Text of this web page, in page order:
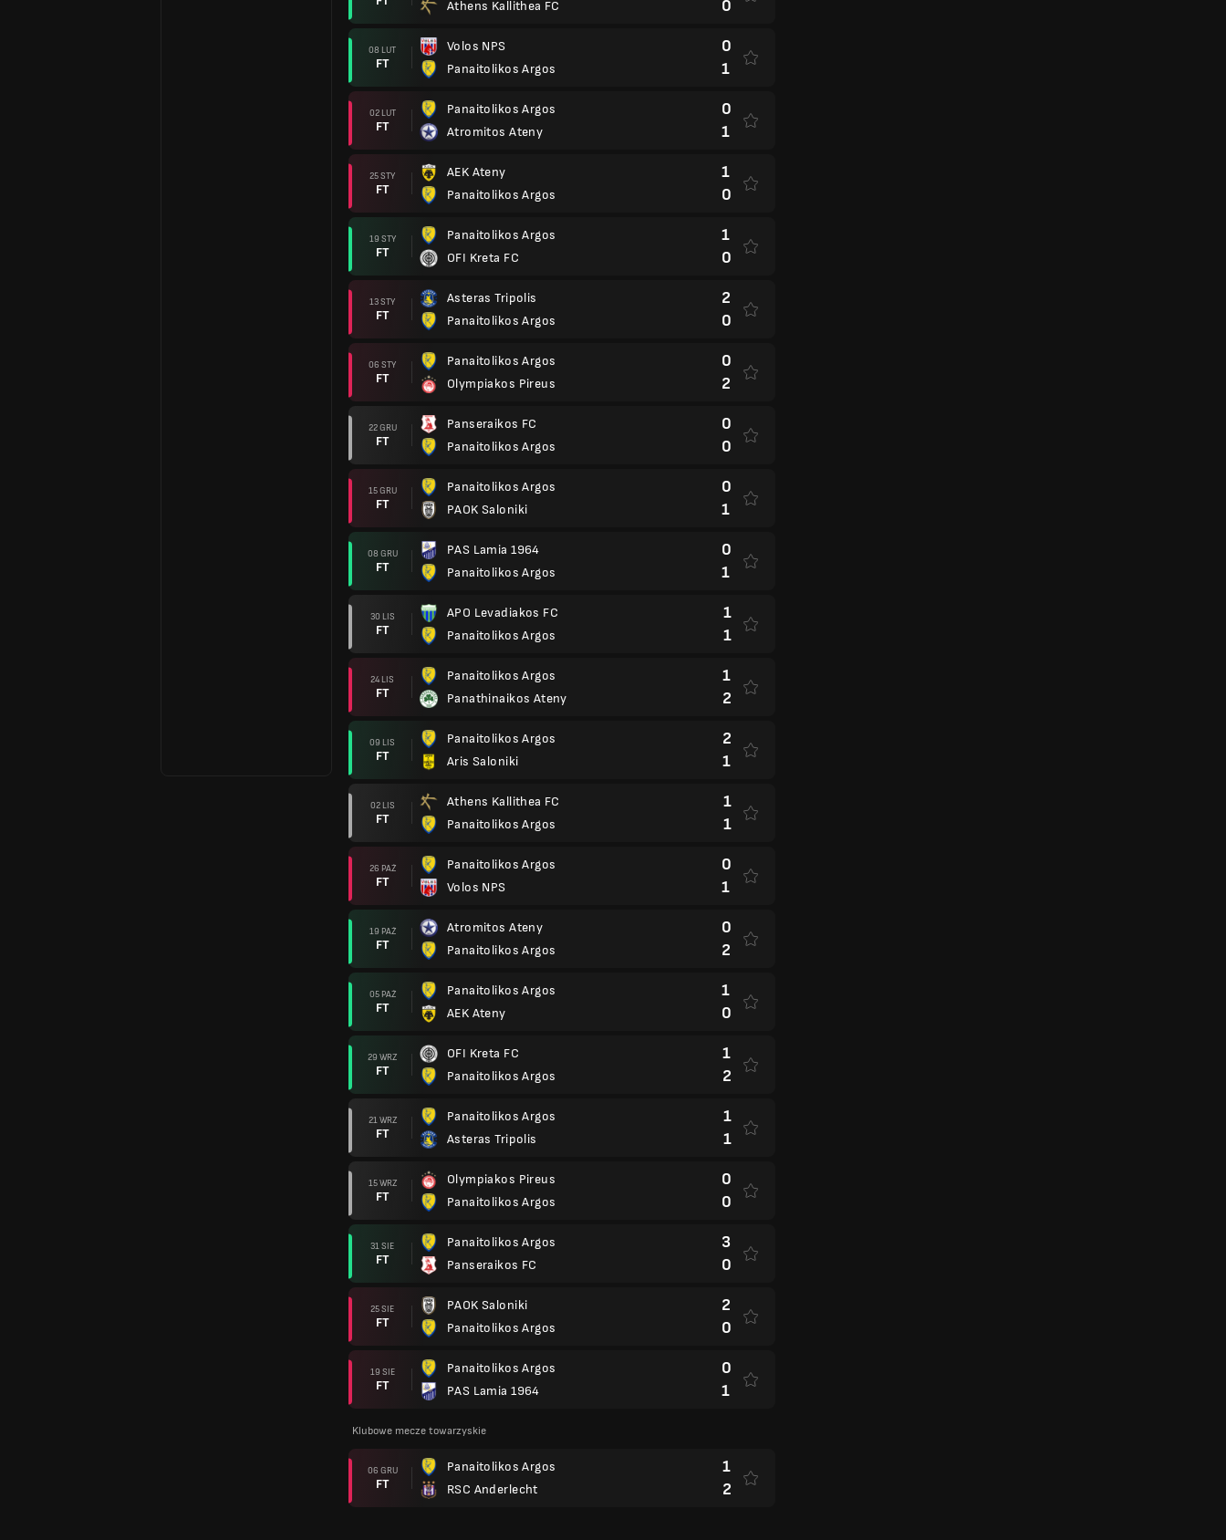
Athens Kallithea FC
0
08 LUT
FT
Volos NPS
Panaitolikos Argos
0
1
02 LUT
FT
Panaitolikos Argos
Atromitos Ateny
0
1
25 STY
FT
AEK Ateny
Panaitolikos Argos
1
0
19 STY
FT
Panaitolikos Argos
OFI Kreta FC
1
0
13 STY
FT
Asteras Tripolis
Panaitolikos Argos
2
0
06 STY
FT
Panaitolikos Argos
Olympiakos Pireus
0
2
22 GRU
FT
Panseraikos FC
Panaitolikos Argos
0
0
15 GRU
FT
Panaitolikos Argos
PAOK Saloniki
0
1
08 GRU
FT
PAS Lamia 1964
Panaitolikos Argos
0
1
30 LIS
FT
APO Levadiakos FC
Panaitolikos Argos
1
1
24 LIS
FT
Panaitolikos Argos
Panathinaikos Ateny
1
2
09 LIS
FT
Panaitolikos Argos
Aris Saloniki
2
1
02 LIS
FT
Athens Kallithea FC
Panaitolikos Argos
1
1
26 PAŹ
FT
Panaitolikos Argos
Volos NPS
0
1
19 PAŹ
FT
Atromitos Ateny
Panaitolikos Argos
0
2
05 PAŹ
FT
Panaitolikos Argos
AEK Ateny
1
0
29 WRZ
FT
OFI Kreta FC
Panaitolikos Argos
1
2
21 WRZ
FT
Panaitolikos Argos
Asteras Tripolis
1
1
15 WRZ
FT
Olympiakos Pireus
Panaitolikos Argos
0
0
31 SIE
FT
Panaitolikos Argos
Panseraikos FC
3
0
25 SIE
FT
PAOK Saloniki
Panaitolikos Argos
2
0
19 SIE
FT
Panaitolikos Argos
PAS Lamia 1964
0
1
Klubowe mecze towarzyskie
06 GRU
FT
Panaitolikos Argos
RSC Anderlecht
1
2